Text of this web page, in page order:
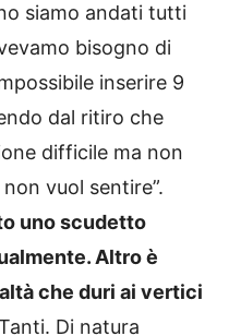
siamo andati tutti
bisogno di
inserire 9
dal ritiro che
difficile ma non
vuol sentire”.
uno scudetto
Altro è
che duri ai vertici
Di natura